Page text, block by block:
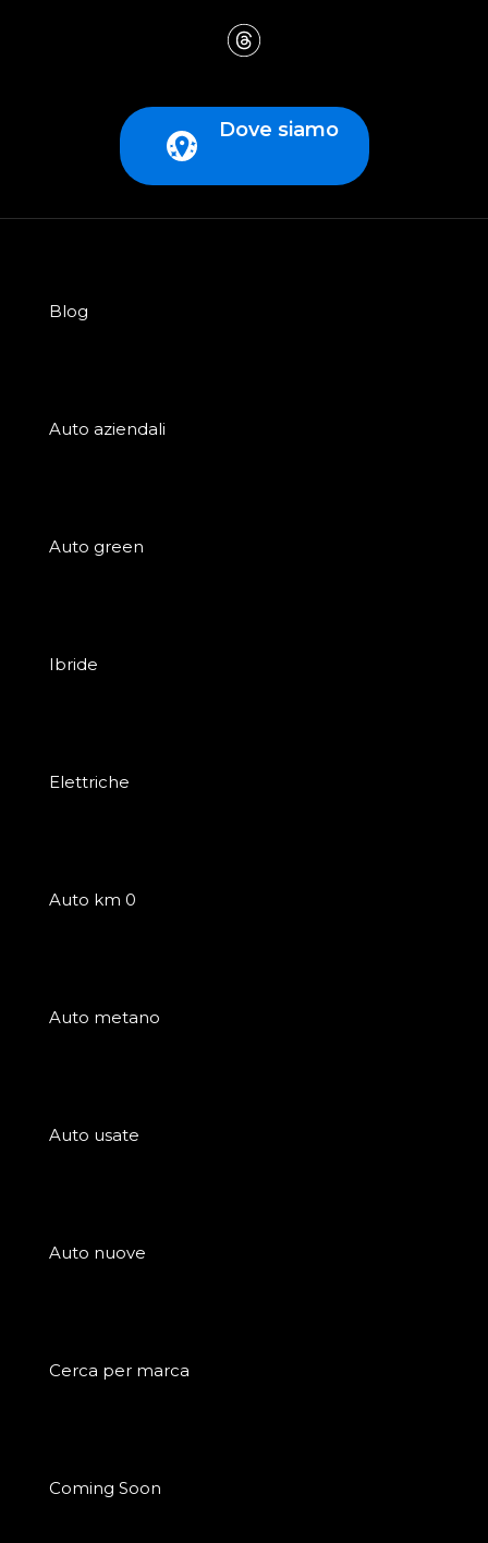
Dove siamo
Blog
Auto aziendali
Auto green
Ibride
Elettriche
Auto km 0
Auto metano
Auto usate
Auto nuove
Cerca per marca
Coming Soon